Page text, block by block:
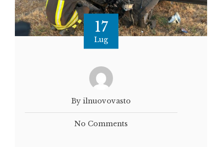
17
Lug
By ilnuovovasto
No Comments